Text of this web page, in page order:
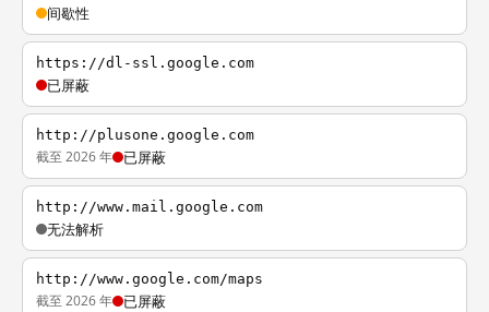
间歇性
https://dl-ssl.google.com
已屏蔽
http://plusone.google.com
截至 2026 年 已屏蔽
http://www.mail.google.com
无法解析
http://www.google.com/maps
截至 2026 年 已屏蔽